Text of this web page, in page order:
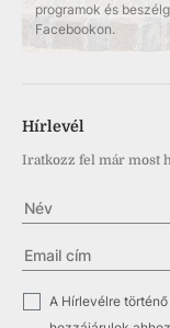
programok és
Facebookon.
Hírlevél
Iratkozz fel már most
A Hírlevélre